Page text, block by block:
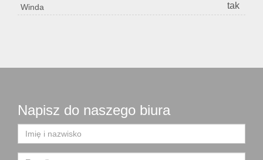
Winda
tak
Napisz do naszego biura